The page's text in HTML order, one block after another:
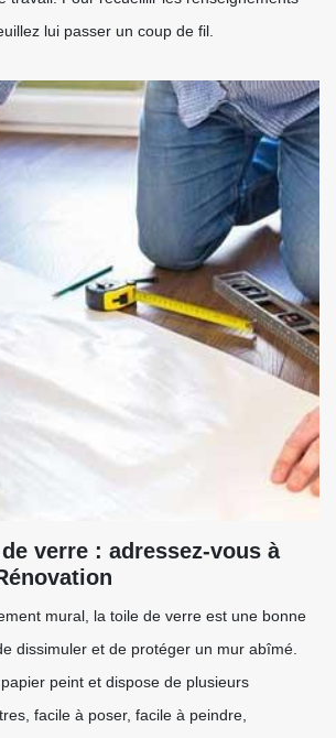
lui passer un coup de fil.
verre : adressez-vous à
mural, la toile de verre est une bonne
dissimuler et de protéger un mur abîmé.
peint et dispose de plusieurs
facile à poser, facile à peindre,